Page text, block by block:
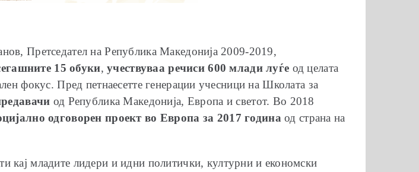
Претседател на Република Македонија 2009-2019,
15 обуки,учествуваа речиси 600 млади луѓе од целата
фокус. Пред петнаесетте генерации учесници на Школата за
од Република Македонија, Европа и светот. Во 2018
одговорен проект во Европа за 2017 годинаод страна на
кај младите лидери и идни политички, културни и економски